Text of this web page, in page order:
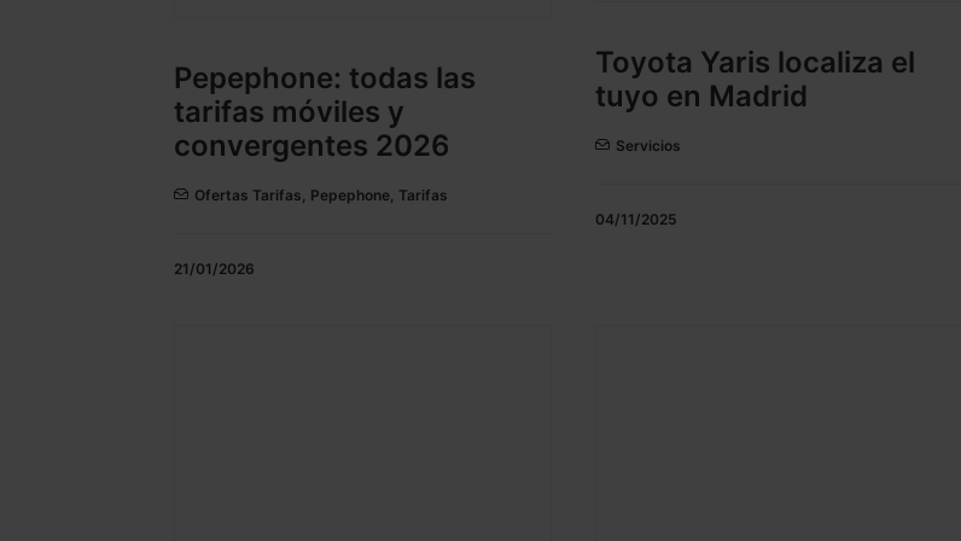
Pepephone: todas las
tarifas móviles y
convergentes 2026
Ofertas Tarifas, Pepephone, Tarifas
21/01/2026
Toyota Yaris localiza el
tuyo en Madrid
Servicios
04/11/2025